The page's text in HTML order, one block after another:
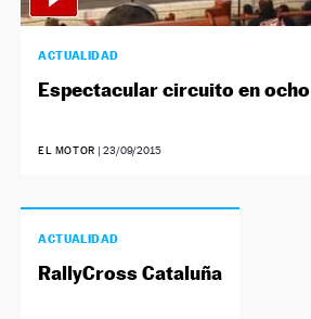
ACTUALIDAD
Espectacular circuito en ocho
EL MOTOR | 23/09/2015
ACTUALIDAD
RallyCross Cataluña